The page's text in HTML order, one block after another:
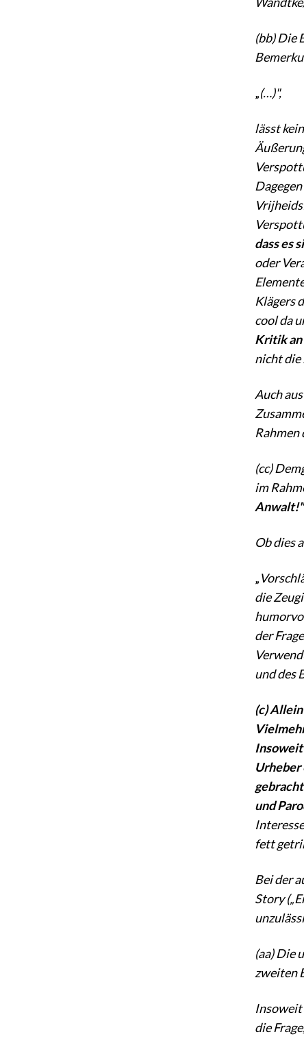
(bb) Die
„(…)",
lässt
dass es
oder
Klägers
cool da
Kritik an
nicht die
Auch
(cc)
im
Anwalt!"
Ob dies
„
die
der
und des
(c)
Urheber
und
fett
Bei der
Story
(aa) Die
zweiten
Insoweit
die